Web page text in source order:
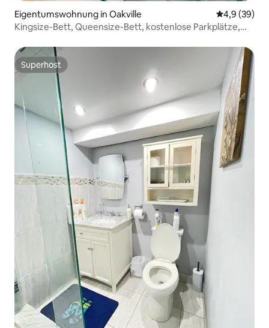
Eigentumswohnung in Oakville
4,9 (39)
Kingsize-Bett, Queensize-Bett, kostenlose Parkplätze,
Superhost
Superhost